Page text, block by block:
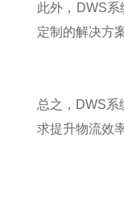
此外，DWS
定制的解决方
总之，DWS系
求提升物流效